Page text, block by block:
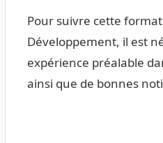
Pour suivre cette
Développement, il est
expérience préalable
ainsi que de bonnes